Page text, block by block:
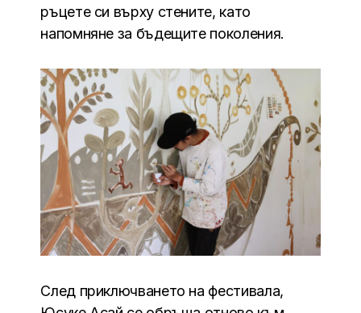
ръцете си върху стените, като
напомняне за бъдещите поколения.
След приключването на фестивала,